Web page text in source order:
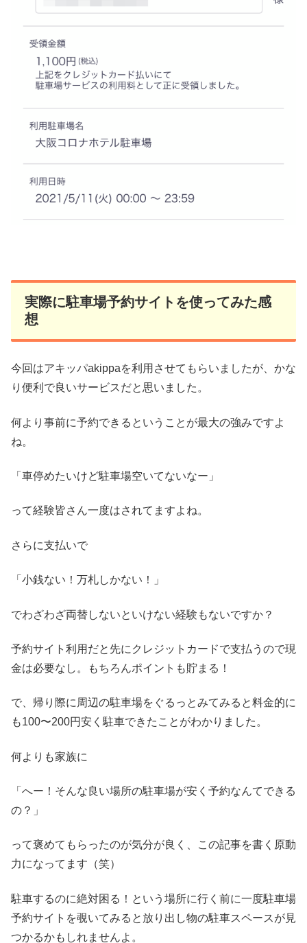
実際に駐車場予約サイトを使ってみた感
想
今回はアキッパakippaを利用させてもらいましたが、かな
り便利で良いサービスだと思いました。
何より事前に予約できるということが最大の強みですよ
ね。
「車停めたいけど駐車場空いてないなー」
って経験皆さん一度はされてますよね。
さらに支払いで
「小銭ない！万札しかない！」
でわざわざ両替しないといけない経験もないですか？
予約サイト利用だと先にクレジットカードで支払うので現
金は必要なし。もちろんポイントも貯まる！
で、帰り際に周辺の駐車場をぐるっとみてみると料金的に
も100〜200円安く駐車できたことがわかりました。
何よりも家族に
「へー！そんな良い場所の駐車場が安く予約なんてできる
の？」
って褒めてもらったのが気分が良く、この記事を書く原動
力になってます（笑）
駐車するのに絶対困る！という場所に行く前に一度駐車場
予約サイトを覗いてみると放り出し物の駐車スペースが見
つかるかもしれませんよ。